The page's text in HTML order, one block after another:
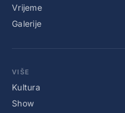
Vrijeme
Galerije
VIŠE
Kultura
Show